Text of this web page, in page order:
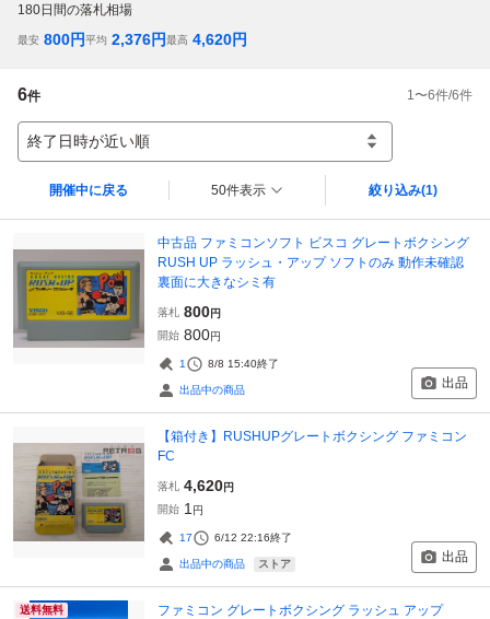
180日間の落札相場
最安 800円平均 2,376円最高 4,620円
6件 1 〜6件/6件
終了日時が近い順
開催中に戻る 50件表示 絞り込み(1)
中古品 ファミコンソフト ビスコ グレートボクシング
RUSH UP ラッシュ・アップ ソフトのみ 動作未確認
裏面に大きなシミ有
落札 800円
開始 800円
1 8/8 15:40終了
出品中の商品 出品
【箱付き】RUSHUPグレートボクシング ファミコン
FC
落札 4,620円
開始 1 円
17 6/12 22:16終了
出品中の商品 ストア 出品
送料無料 ファミコン グレートボクシング ラッシュ アップ